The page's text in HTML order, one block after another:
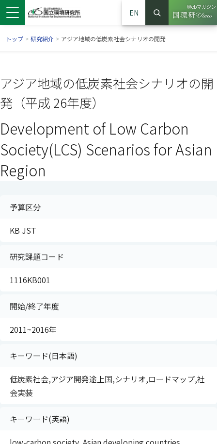
ウで開きます）
ンドウで開きます）
ウインドウで開きます）
EN
サイト内検索
検索
Webマガジン
（別ウイ
トップ > 研究紹介 > アジア地域の低炭素社会シナリオの開発
アジア地域の低炭素社会シナリオの開
発（平成 26年度）
Development of Low Carbon
Society(LCS) Scenarios for Asian
Region
予算区分
KB JST
研究課題コード
1116KB001
開始/終了年度
2011~2016年
キーワード(日本語)
低炭素社会,アジア開発途上国,シナリオ,ロードマップ,社
会実装
キーワード(英語)